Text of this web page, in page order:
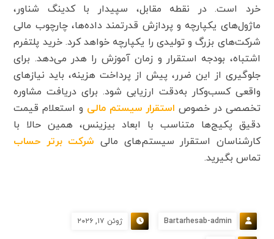
خرد است. در نقطه مقابل، سپیدار با کدینگ شناور،
ماژول‌های یکپارچه و پردازش قدرتمند داده‌ها، چارچوب مالی
شرکت‌های بزرگ و تولیدی را یکپارچه خواهد کرد. خرید پلتفرم
اشتباه، بودجه استقرار و زمان آموزش را هدر می‌دهد. برای
جلوگیری از این ضرر، پیش از پرداخت هزینه، باید نیازهای
واقعی کسب‌وکار به‌دقت ارزیابی شود. برای دریافت مشاوره
تخصصی در خصوص استقرار سیستم مالی و استعلام قیمت
دقیق پکیج‌ها متناسب با ابعاد بیزینس، همین حالا با
کارشناسان استقرار سیستم‌های مالی شرکت برتر حساب
تماس بگیرید.
Bartarhesab-admin ژوئن ۱۷, ۲۰۲۶